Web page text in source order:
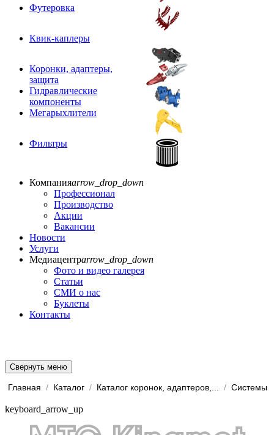
Футеровка
Квик-каплеры
Коронки, адаптеры,
защита
Гидравлические
компоненты
Мегарыхлители
Фильтры
Компанияarrow_drop_down
Профессионал
Производство
Акции
Вакансии
Новости
Услуги
Медиацентрarrow_drop_down
Фото и видео галерея
Статьи
СМИ о нас
Буклеты
Контакты
Свернуть меню
Главная / Каталог / Каталог коронок, адаптеров,... /
keyboard_arrow_up